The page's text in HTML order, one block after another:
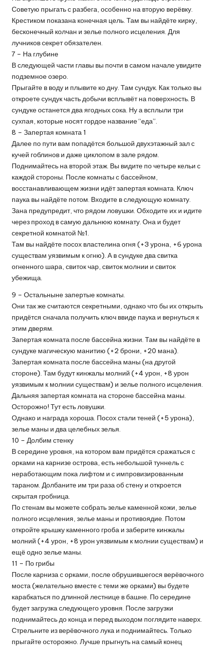
Советую прыгать с разбега, особенно на вторую верёвку.
Крестиком показана конечная цель. Там вы найдёте кирку,
бесконечный колчан и зелье полного исцеления. Для
лучников секрет обязателен.
7 – На глубине
В следующей части главы вы почти в самом начале увидите
подземное озеро.
Прыгайте в воду и плывите ко дну. Там сундук. Как только вы
откроете сундук часть добычи всплывёт на поверхность. В
сундуке останется два ягодных сока. Ну а всплыли три
сухпая, которые носят гордое название “еда”.
8 – Запертая комната 1
Далее по пути вам попадётся большой двухэтажный зал с
кучей гоблинов и даже циклопом в зале рядом.
Поднимайтесь на второй этаж. Вы видите по четыре кельи с
каждой стороны. После комнаты с бассейном,
восстанавливающем жизни идёт запертая комната. Ключ
паука вы найдёте потом. Входите в следующую комнату.
Зана предупредит, что рядом ловушки. Обходите их и идите
через проход в самую дальнюю комнату. Она и будет
секретной комнатой №1.
Там вы найдёте посох властелина огня (+3 урона, +6 урона
существам уязвимым к огню). А в сундуке два свитка
огненного шара, свиток чар, свиток молнии и свиток
убежища.
9 – Остальныне запертые комнаты.
Они так же считаются секретными, однако что бы их открыть
придётся сначала получить ключ ввиде паука и вернуться к
этим дверям.
Запертая комната после бассейна жизни. Там вы найдёте в
сундуке магическую манитию (+2 брони, +20 мана).
Запертая комната после бассейна маны (на другой
стороне). Там будут кинжалы молний (+4 урон, +8 урон
уязвимым к молнии существам) и зелье полного исцеления.
Дальняя запертая комната на стороне бассейна маны.
Осторожно! Тут есть ловушки.
Однако и награда хороша. Посох стали теней (+5 урона),
зелье маны и два целебных зелья.
10 – Долбим стенку
В середине уровня, на котором вам придётся сражаться с
орками на карнизе острова, есть небольшой туннель с
неработающим пока лифтом и с импровизированным
тараном. Долбаните им три раза об стену и откроется
скрытая гробница.
По стенам вы можете собрать зелье каменной кожи, зелье
полного исцеления, зелье маны и противоядие. Потом
откройте крышку каменного гроба и заберите кинжалы
молний (+4 урон, +8 урон уязвимым к молнии существам) и
ещё одно зелье маны.
11 – По грибы
После карниза с орками, после обрушившегося верёвочного
моста (желательно вместе с теми же орками) вы будете
карабкаться по длинной лестнице в башне. По середине
будет загрузка следующего уровня. После загрузки
поднимайтесь до конца и перед выходом поглядите наверх.
Стрельните из верёвочного лука и поднимайтесь. Только
прыгайте осторожно. Лучше прыгнуть на самый конец